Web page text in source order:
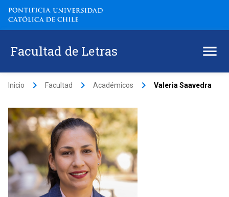
Facultad de Letras
Inicio keyboard_arrow_right Facultad keyboard_arrow_right Académicos keyboard_arrow_right Valeria Saavedra